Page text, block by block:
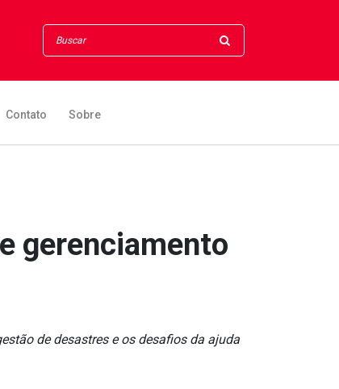
Contato Sobre
gerenciamento
de desastres e os desafios da ajuda